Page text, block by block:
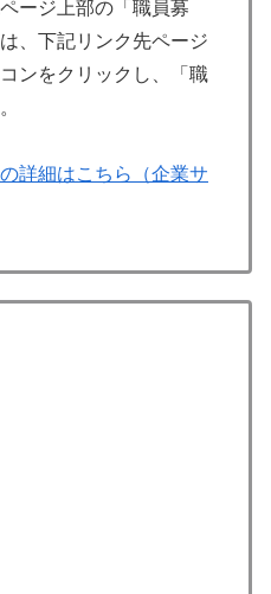
ージ上部の「職員募
、下記リンク先ページ
ンをクリックし、「職
詳細はこちら（企業サ